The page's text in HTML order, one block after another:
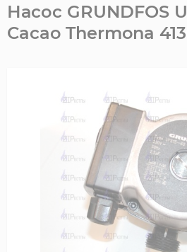
Насос GRUNDFOS
Cacao Thermona